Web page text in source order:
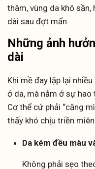
thâm, vùng da khô
dài sau đợt mẩn.
Những ảnh
dài
Khi mề đay lặp lại
ở da, mà nằm ở sự hao
Cơ thể cứ phải “căng
thấy khó chịu triền
Da kém đều màu
Không phải sẹo